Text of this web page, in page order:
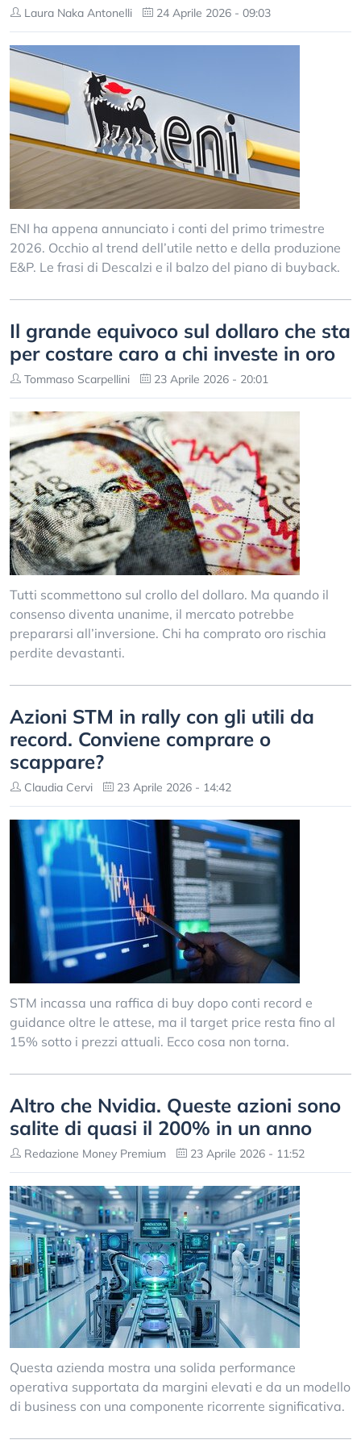
Laura Naka Antonelli 24 Aprile 2026 - 09:03
ENI ha appena annunciato i conti del primo trimestre
2026. Occhio al trend dell’utile netto e della produzione
E&P. Le frasi di Descalzi e il balzo del piano di buyback.
Il grande equivoco sul dollaro che sta
per costare caro a chi investe in oro
Tommaso Scarpellini 23 Aprile 2026 - 20:01
Tutti scommettono sul crollo del dollaro. Ma quando il
consenso diventa unanime, il mercato potrebbe
prepararsi all’inversione. Chi ha comprato oro rischia
perdite devastanti.
Azioni STM in rally con gli utili da
record. Conviene comprare o
scappare?
Claudia Cervi 23 Aprile 2026 - 14:42
STM incassa una raffica di buy dopo conti record e
guidance oltre le attese, ma il target price resta fino al
15% sotto i prezzi attuali. Ecco cosa non torna.
Altro che Nvidia. Queste azioni sono
salite di quasi il 200% in un anno
Redazione Money Premium 23 Aprile 2026 - 11:52
Questa azienda mostra una solida performance
operativa supportata da margini elevati e da un modello
di business con una componente ricorrente significativa.